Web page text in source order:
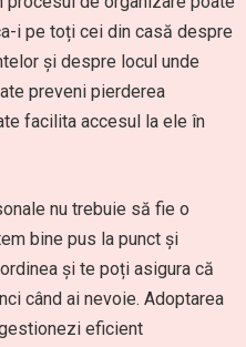
i pe toți cei din casă despre
și despre locul unde
preveni pierderea
facilita accesul la ele în
nu trebuie să fie o
bine pus la punct și
și te poți asigura că
când ai nevoie. Adoptarea
eficient